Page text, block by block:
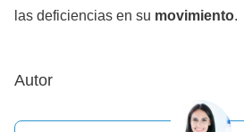
las deficiencias en su movimiento.
Autor